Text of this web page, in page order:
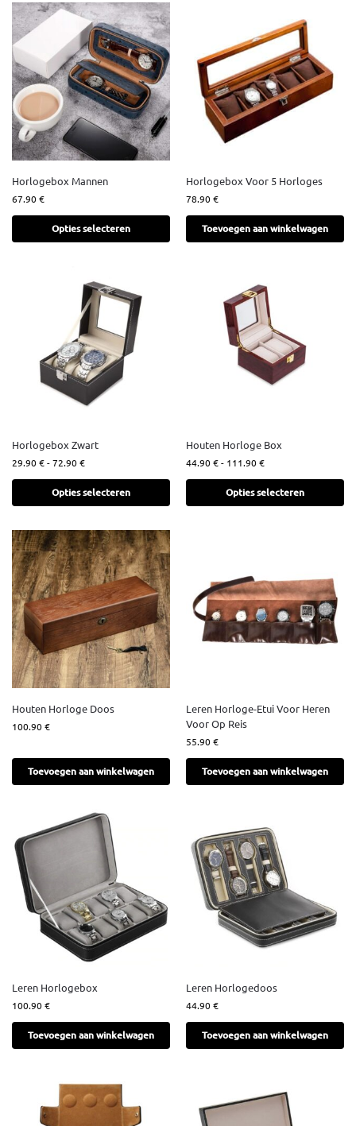
Horlogebox Mannen
67.90€
Opties selecteren
Horlogebox Voor 5 Horloges
78.90€
Toevoegen aan winkelwagen
Horlogebox Zwart
29.90€-72.90€
Opties selecteren
Houten Horloge Box
44.90€- 111.90€
Opties selecteren
Houten Horloge Doos
100.90€
Toevoegen aan winkelwagen
Leren Horloge-Etui Voor Heren
Voor Op Reis
55.90€
Toevoegen aan winkelwagen
Leren Horlogebox
100.90€
Toevoegen aan winkelwagen
Leren Horlogedoos
44.90€
Toevoegen aan winkelwagen